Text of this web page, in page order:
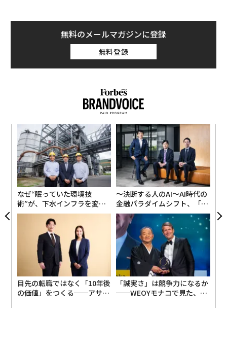
無料のメールマガジンに登録
無料登録
なぜ“眠っていた環境技
術”が、下水インフラを変え
たのか──産総研×月島JFE
アクアソリューションの10年
〜決断する人のAI〜AI時代の
金融パラダイムシフト、「超
個別化」の核心 【MUFG×ウ
ェルスナビ×PwC】
目先の転職ではなく「10年後
の価値」をつくる──アサイ
「誠実さ」は競争力になるか
──WEOYモナコで見た、く